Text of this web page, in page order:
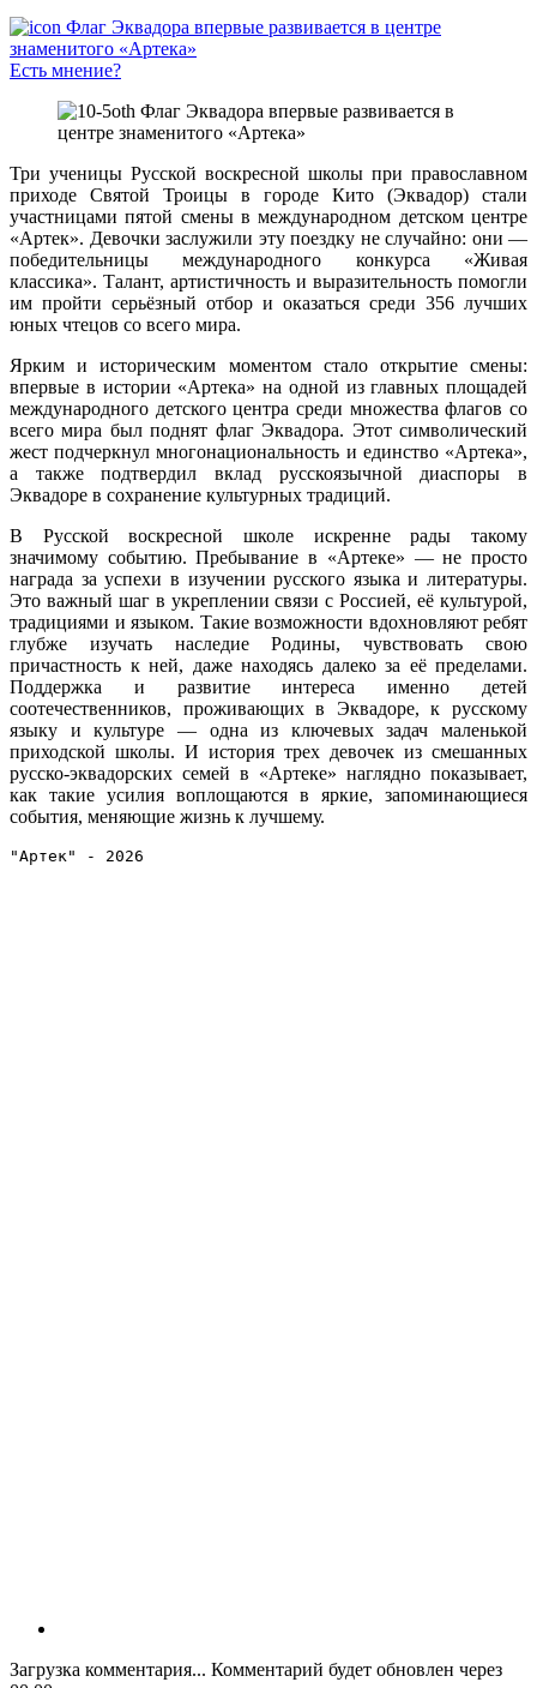
Есть мнение?
Три ученицы Русской воскресной школы при православном
приходе Святой Троицы в городе Кито (Эквадор) стали
участницами пятой смены в международном детском центре
«Артек». Девочки заслужили эту поездку не случайно: они —
победительницы международного конкурса «Живая
классика». Талант, артистичность и выразительность помогли
им пройти серьёзный отбор и оказаться среди 356 лучших
юных чтецов со всего мира.
Ярким и историческим моментом стало открытие смены:
впервые в истории «Артека» на одной из главных площадей
международного детского центра среди множества флагов со
всего мира был поднят флаг Эквадора. Этот символический
жест подчеркнул многонациональность и единство «Артека»,
а также подтвердил вклад русскоязычной диаспоры в
Эквадоре в сохранение культурных традиций.
В Русской воскресной школе искренне рады такому
значимому событию. Пребывание в «Артеке» — не просто
награда за успехи в изучении русского языка и литературы.
Это важный шаг в укреплении связи с Россией, её культурой,
традициями и языком. Такие возможности вдохновляют ребят
глубже изучать наследие Родины, чувствовать свою
причастность к ней, даже находясь далеко за её пределами.
Поддержка и развитие интереса именно детей
соотечественников, проживающих в Эквадоре, к русскому
языку и культуре — одна из ключевых задач маленькой
приходской школы. И история трех девочек из смешанных
русско-эквадорских семей в «Артеке» наглядно показывает,
как такие усилия воплощаются в яркие, запоминающиеся
события, меняющие жизнь к лучшему.
"Артек" - 2026
Загрузка комментария... Комментарий будет обновлен через